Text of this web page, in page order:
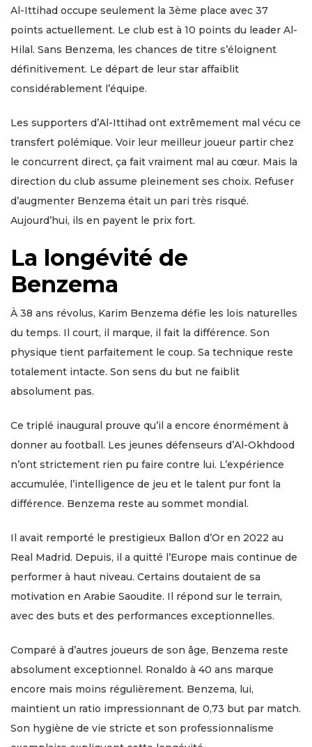
Al-Ittihad occupe seulement la 3ème place avec 37
points actuellement. Le club est à 10 points du leader Al-
Hilal. Sans Benzema, les chances de titre s’éloignent
définitivement. Le départ de leur star affaiblit
considérablement l’équipe.
Les supporters d’Al-Ittihad ont extrêmement mal vécu ce
transfert polémique. Voir leur meilleur joueur partir chez
le concurrent direct, ça fait vraiment mal au cœur. Mais la
direction du club assume pleinement ses choix. Refuser
d’augmenter Benzema était un pari très risqué.
Aujourd’hui, ils en payent le prix fort.
La longévité de
Benzema
À 38 ans révolus, Karim Benzema défie les lois naturelles
du temps. Il court, il marque, il fait la différence. Son
physique tient parfaitement le coup. Sa technique reste
totalement intacte. Son sens du but ne faiblit
absolument pas.
Ce triplé inaugural prouve qu’il a encore énormément à
donner au football. Les jeunes défenseurs d’Al-Okhdood
n’ont strictement rien pu faire contre lui. L’expérience
accumulée, l’intelligence de jeu et le talent pur font la
différence. Benzema reste au sommet mondial.
Il avait remporté le prestigieux Ballon d’Or en 2022 au
Real Madrid. Depuis, il a quitté l’Europe mais continue de
performer à haut niveau. Certains doutaient de sa
motivation en Arabie Saoudite. Il répond sur le terrain,
avec des buts et des performances exceptionnelles.
Comparé à d’autres joueurs de son âge, Benzema reste
absolument exceptionnel. Ronaldo à 40 ans marque
encore mais moins régulièrement. Benzema, lui,
maintient un ratio impressionnant de 0,73 but par match.
Son hygiène de vie stricte et son professionnalisme